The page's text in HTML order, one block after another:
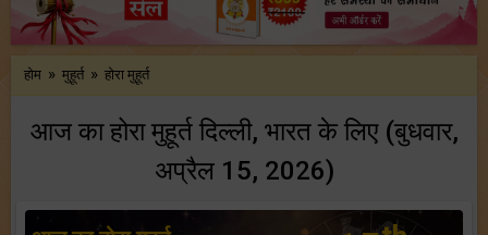
होम » मुहूर्त » होरा मुहूर्त
आज का होरा मुहूर्त दिल्ली, भारत के लिए (बुधवार,
अप्रैल 15, 2026)